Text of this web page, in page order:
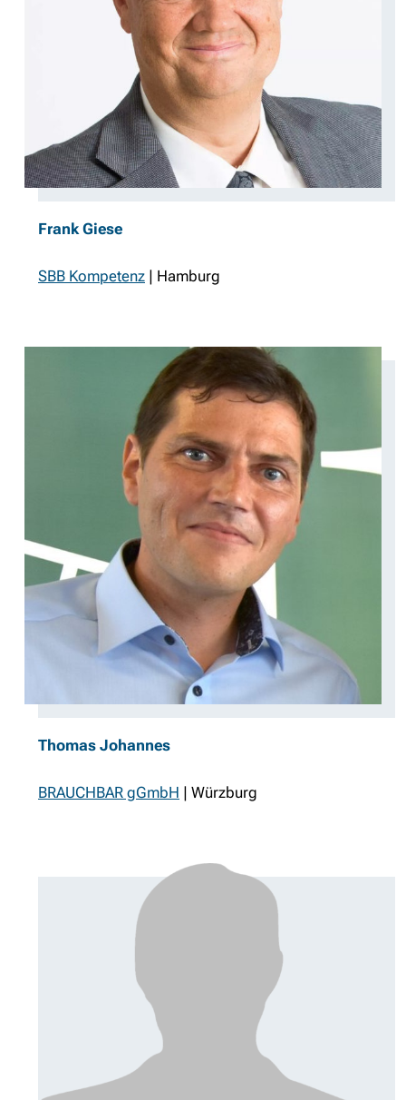
Frank Giese
SBB Kompetenz | Hamburg
Thomas Johannes
BRAUCHBAR gGmbH | Würzburg